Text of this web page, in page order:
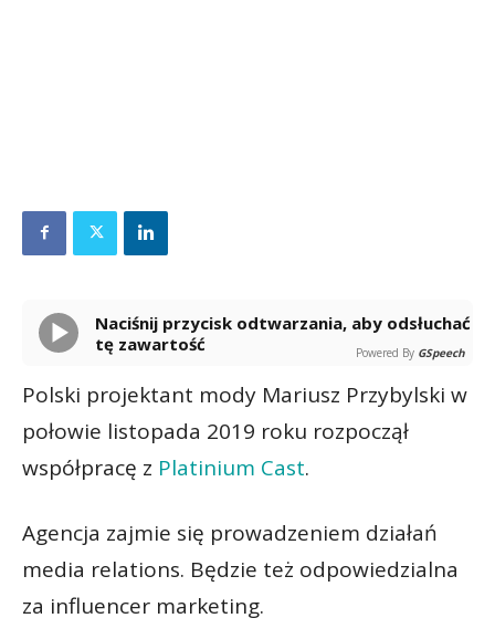
Naciśnij przycisk odtwarzania, aby odsłuchać
tę zawartość
Powered By GSpeech
Polski projektant mody Mariusz Przybylski w
połowie listopada 2019 roku rozpoczął
współpracę z Platinium Cast.
Agencja zajmie się prowadzeniem działań
media relations. Będzie też odpowiedzialna
za influencer marketing.